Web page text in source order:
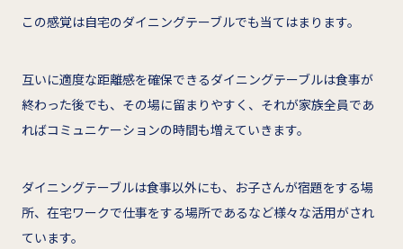
この感覚は自宅のダイニングテーブルでも当てはまります。
互いに適度な距離感を確保できるダイニングテーブルは食事が
終わった後でも、その場に留まりやすく、それが家族全員であ
ればコミュニケーションの時間も増えていきます。
ダイニングテーブルは食事以外にも、お子さんが宿題をする場
所、在宅ワークで仕事をする場所であるなど様々な活用がされ
ています。